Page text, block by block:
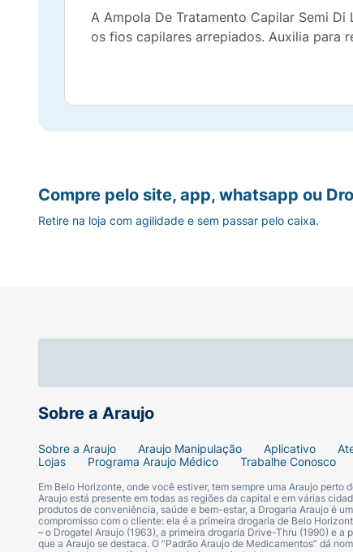
A Ampola De Tratamento Capilar Semi
os fios capilares arrepiados. Auxilia para
Sobre a Araujo
Sobre a Araujo Araujo Manipulação Aplicativo
Lojas
Programa Araujo Médico Trabalhe Conosco
Em Belo Horizonte, onde você estiver, tem sempre uma Araujo
Araujo está presente em todas as regiões da capital e em várias
produtos de conveniência, saúde e bem-estar, a Drogaria Araujo é
compromisso com o cliente: ela é a primeira drogaria de Belo
– o Drogatel Araujo (1963), a primeira drogaria Drive-Thru (1990) e
que a Araujo se destaca. O “Padrão Araujo de Medicamentos” dá
Compre pelo site, app, whatsapp ou
Retire na loja com agilidade e sem passar pelo caixa.